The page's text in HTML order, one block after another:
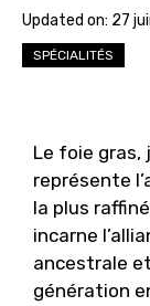
Updated on: 27
SPÉCIALITÉS
Le foie gras,
représente
la plus
incarne
ancestrale
génération